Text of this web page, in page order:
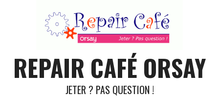
REPAIR CAFÉ ORSAY
JETER ? PAS QUESTION !